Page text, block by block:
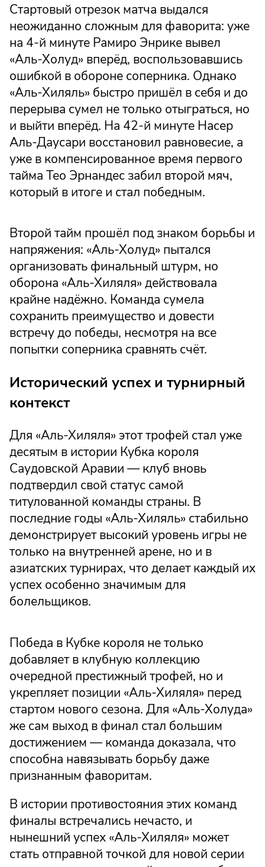
Стартовый отрезок матча выдался
неожиданно сложным для фаворита: уже
на 4-й минуте Рамиро Энрике вывел
«Аль-Холуд» вперёд, воспользовавшись
ошибкой в обороне соперника. Однако
«Аль-Хиляль» быстро пришёл в себя и до
перерыва сумел не только отыграться, но
и выйти вперёд. На 42-й минуте Насер
Аль-Даусари восстановил равновесие, а
уже в компенсированное время первого
тайма Тео Эрнандес забил второй мяч,
который в итоге и стал победным.
Второй тайм прошёл под знаком борьбы и
напряжения: «Аль-Холуд» пытался
организовать финальный штурм, но
оборона «Аль-Хиляля» действовала
крайне надёжно. Команда сумела
сохранить преимущество и довести
встречу до победы, несмотря на все
попытки соперника сравнять счёт.
Исторический успех и турнирный
контекст
Для «Аль-Хиляля» этот трофей стал уже
десятым в истории Кубка короля
Саудовской Аравии — клуб вновь
подтвердил свой статус самой
титулованной команды страны. В
последние годы «Аль-Хиляль» стабильно
демонстрирует высокий уровень игры не
только на внутренней арене, но и в
азиатских турнирах, что делает каждый их
успех особенно значимым для
болельщиков.
Победа в Кубке короля не только
добавляет в клубную коллекцию
очередной престижный трофей, но и
укрепляет позиции «Аль-Хиляля» перед
стартом нового сезона. Для «Аль-Холуда»
же сам выход в финал стал большим
достижением — команда доказала, что
способна навязывать борьбу даже
признанным фаворитам.
В истории противостояния этих команд
финалы встречались нечасто, и
нынешний успех «Аль-Хиляля» может
стать отправной точкой для новой серии